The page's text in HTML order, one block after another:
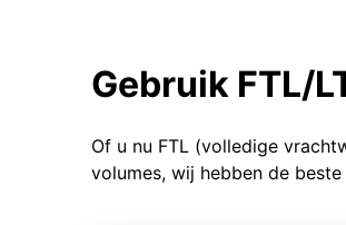
Gebruik FTL/
Of u nu FTL (volledige
volumes, wij hebben de